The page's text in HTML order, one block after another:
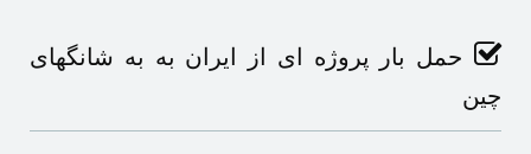
حمل بار پروژه ای از ایران به به شانگهای
چین